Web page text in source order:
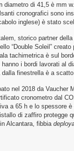
diametro di 41,5 è mm
cronografici sono
inglese) è stato
storico partner
“Double Soleil”
tachimetrica è sul
i bordi lavorati al
finestrella è a
nel 2018 da Vaucher
cronometro dal
a 65 h e lo spessore
di zaffiro protegge
Alcantara, fibbia